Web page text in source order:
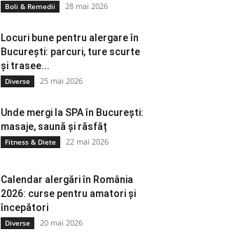
Boli & Remedii 28 mai 2026
Locuri bune pentru alergare în
București: parcuri, ture scurte
și trasee...
Diverse 25 mai 2026
Unde mergi la SPA în București:
masaje, saună și răsfăț
Fitness & Diete 22 mai 2026
Calendar alergări în România
2026: curse pentru amatori și
începători
Diverse 20 mai 2026